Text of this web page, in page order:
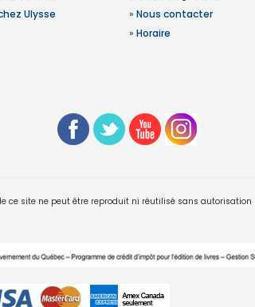
Ulysse
» Nous contacter
» Horaire
ce site ne peut être reproduit ni réutilisé sans autorisation